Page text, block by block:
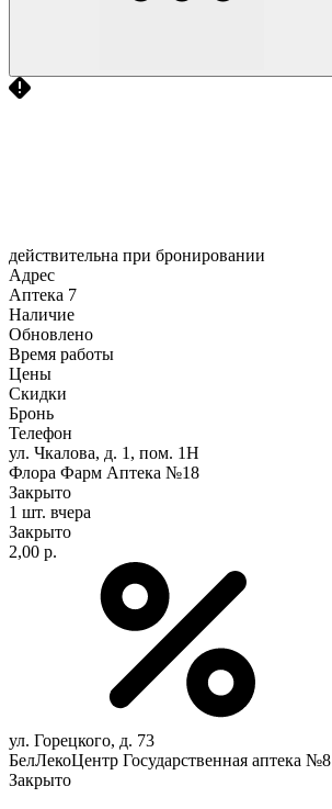
действительна при бронировании
Адрес
Аптека 7
Наличие
Обновлено
Время работы
Цены
Скидки
Бронь
Телефон
ул. Чкалова, д. 1, пом. 1Н
Флора Фарм Аптека №18
Закрыто
1 шт. вчера
Закрыто
2,00 р.
ул. Горецкого, д. 73
БелЛекоЦентр Государственная аптека №8
Закрыто